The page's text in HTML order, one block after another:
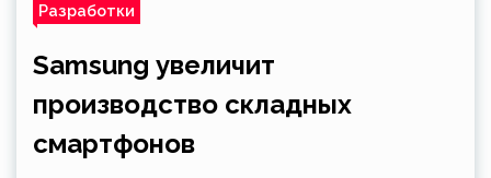
Разработки
Samsung увеличит
производство складных
смартфонов